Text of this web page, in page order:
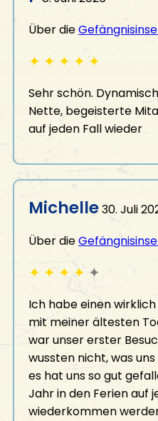
Über die
✦ ✦ ✦ ✦ ✦
Sehr schön.
Nette, begeisterte
auf jeden Fall wieder
Michelle30. Juli
Über die
✦ ✦ ✦ ✦ ✦
Ich habe einen
mit meiner ältesten
war unser erster
wussten nicht, was
es hat uns so gut
Jahr in den Ferien auf
wiederkommen